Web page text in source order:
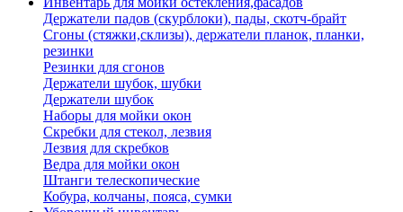
Держатели падов (скурблоки), пады, скотч-брайт
Сгоны (стяжки,склизы), держатели планок, планки,
резинки
Резинки для сгонов
Держатели шубок, шубки
Держатели шубок
Наборы для мойки окон
Скребки для стекол, лезвия
Лезвия для скребков
Ведра для мойки окон
Штанги телескопические
Кобура, колчаны, пояса, сумки